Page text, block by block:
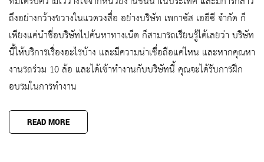
ถึงอย่างกว้างขวางในแวดวงสื่อ อย่างบริษัท เพกาซัส เออีซี จำกัด ก็
เพียงแค่นำชื่อบริษัทไปค้นหาทางเน็ต ก็สามารถเรียนรู้ได้เลยว่า บริษัท
นี้ให้บริการเรื่องอะไรบ้าง และมีความน่าเชื่อถือแค่ไหน และหากคุณหา
งานรถร่วม 10 ล้อ และได้เข้าทำงานกับบริษัทนี้ คุณจะได้รับการฝึก
อบรมในการทำงาน
READ MORE